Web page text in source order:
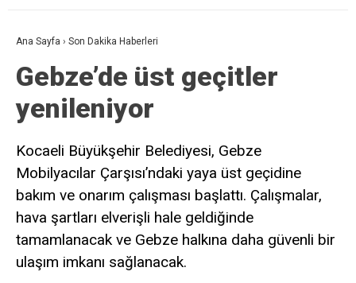
Ana Sayfa › Son Dakika Haberleri
Gebze’de üst geçitler
yenileniyor
Kocaeli Büyükşehir Belediyesi, Gebze
Mobilyacılar Çarşısı’ndaki yaya üst geçidine
bakım ve onarım çalışması başlattı. Çalışmalar,
hava şartları elverişli hale geldiğinde
tamamlanacak ve Gebze halkına daha güvenli bir
ulaşım imkanı sağlanacak.